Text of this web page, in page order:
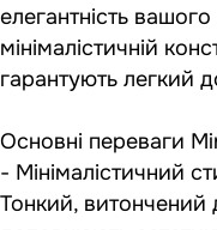
елегантність
мінімалістичній
гарантують легкий
Основні переваги
- Мінімалістичний
Тонкий, витончений